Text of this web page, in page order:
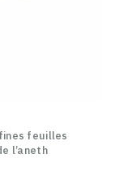
feuilles
l’aneth